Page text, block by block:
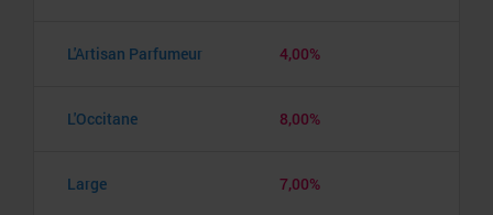
L'Artisan Parfumeur 4,00%
L'Occitane 8,00%
Large 7,00%